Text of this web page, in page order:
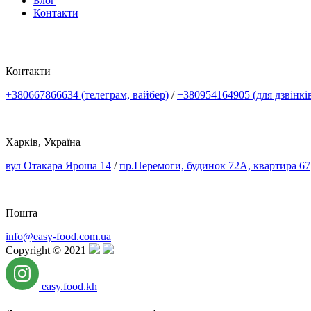
Контакти
Контакти
+380667866634 (телеграм, вайбер) / +380954164905 (для
Харків, Україна
вул Отакара Яроша 14 / пр.Перемоги, будинок 72А, квартира 67
Пошта
info@easy-food.com.ua
Copyright © 2021
easy.food.kh